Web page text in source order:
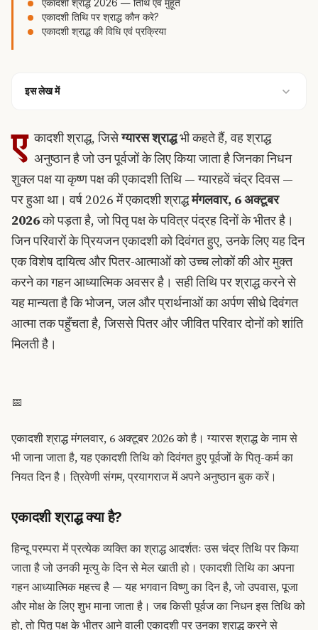
एकादशी श्राद्ध 2026 — तिथि एवं मुहूर्त
एकादशी तिथि पर श्राद्ध कौन करे?
एकादशी श्राद्ध की विधि एवं प्रक्रिया
इस लेख में
ए कादशी श्राद्ध, जिसेग्यारस श्राद्धभी कहते हैं, वह श्राद्ध
अनुष्ठान है जो उन पूर्वजों के लिए किया जाता है जिनका निधन
शुक्ल पक्ष या कृष्ण पक्ष की एकादशी तिथि — ग्यारहवें चंद्र दिवस —
पर हुआ था। वर्ष 2026 में एकादशी श्राद्धमंगलवार, 6 अक्टूबर
2026को पड़ता है, जो पितृ पक्ष के पवित्र पंद्रह दिनों के भीतर है।
जिन परिवारों के प्रियजन एकादशी को दिवंगत हुए, उनके लिए यह दिन
एक विशेष दायित्व और पितर-आत्माओं को उच्च लोकों की ओर मुक्त
करने का गहन आध्यात्मिक अवसर है। सही तिथि पर श्राद्ध करने से
यह मान्यता है कि भोजन, जल और प्रार्थनाओं का अर्पण सीधे दिवंगत
आत्मा तक पहुँचता है, जिससे पितर और जीवित परिवार दोनों को शांति
मिलती है।
📅
एकादशी श्राद्ध मंगलवार, 6 अक्टूबर 2026 को है। ग्यारस श्राद्ध के नाम से
भी जाना जाता है, यह एकादशी तिथि को दिवंगत हुए पूर्वजों के पितृ-कर्म का
नियत दिन है। त्रिवेणी संगम, प्रयागराज में अपने अनुष्ठान बुक करें।
एकादशी श्राद्ध क्या है?
हिन्दू परम्परा में प्रत्येक व्यक्ति का श्राद्ध आदर्शतः उस चंद्र तिथि पर किया
जाता है जो उनकी मृत्यु के दिन से मेल खाती हो। एकादशी तिथि का अपना
गहन आध्यात्मिक महत्त्व है — यह भगवान विष्णु का दिन है, जो उपवास, पूजा
और मोक्ष के लिए शुभ माना जाता है। जब किसी पूर्वज का निधन इस तिथि को
हो, तो पितृ पक्ष के भीतर आने वाली एकादशी पर उनका श्राद्ध करने से